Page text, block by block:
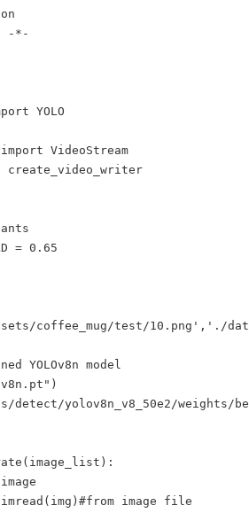
-*-
YOLO
VideoStream
create_video_writer
= 0.65
coffee_mug/test/10.png','./
YOLOv8n model
detect/yolov8n_v8_50e2/